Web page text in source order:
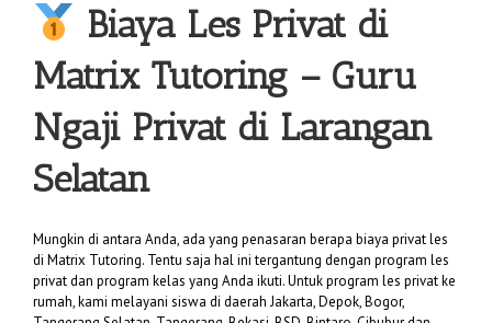
Biaya Les Privat di
Matrix Tutoring – Guru
Ngaji Privat di Larangan
Selatan
Mungkin di antara Anda, ada yang penasaran berapa biaya privat les
di Matrix Tutoring. Tentu saja hal ini tergantung dengan program les
privat dan program kelas yang Anda ikuti. Untuk program les privat ke
rumah, kami melayani siswa di daerah Jakarta, Depok, Bogor,